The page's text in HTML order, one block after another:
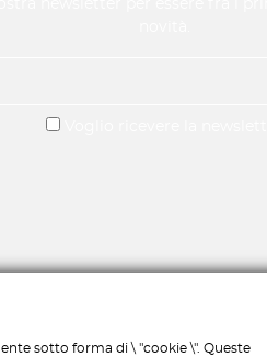
sotto forma di \ "cookie \". Queste